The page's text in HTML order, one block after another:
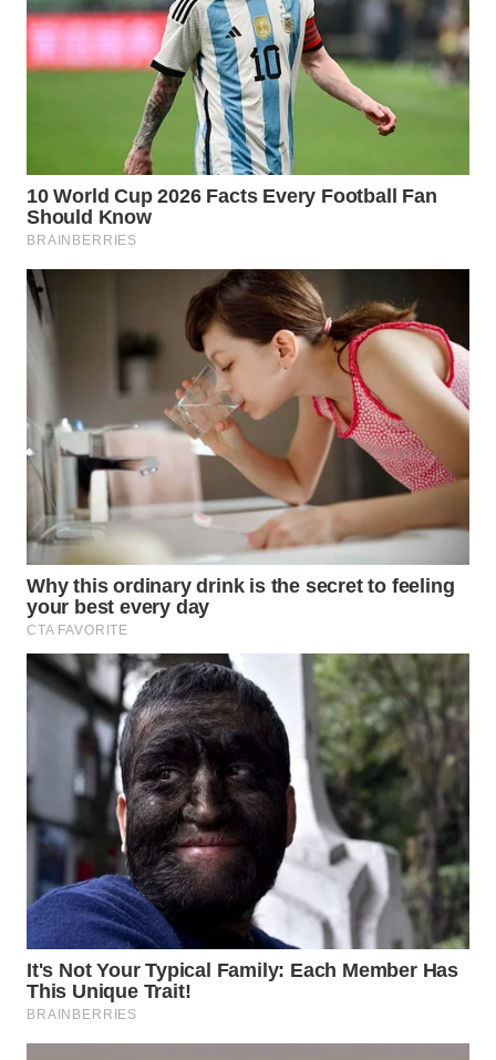
WN
MALUKU
WN
DAIRI
LANGKAT
WN
TAPANULI
SELATAN
WN
TANJUNG
LESUNG
WN
SIMALUNGUN
WN
LABUHANBATU
WN
TAPANULI
TENGAH